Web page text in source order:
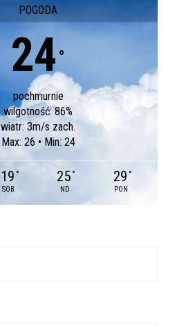
POGODA
24 °
pochmurnie
wilgotność: 86%
wiatr: 3m/s zach.
Max: 26 • Min: 24
19 °
SOB
25 °
ND
29 °
PON